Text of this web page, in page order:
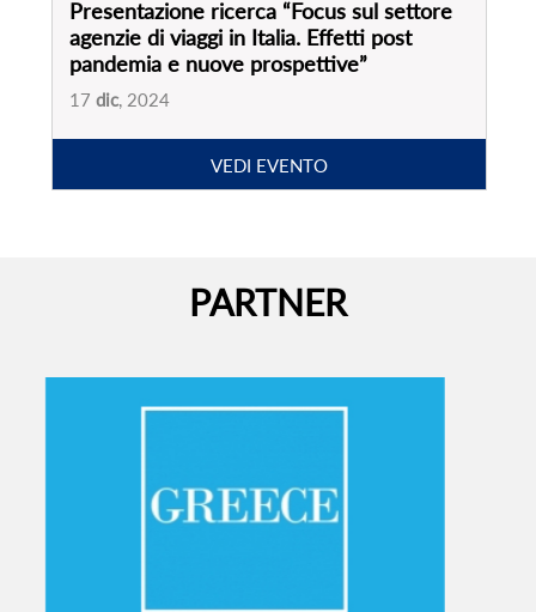
Presentazione ricerca “Focus sul settore
agenzie di viaggi in Italia. Effetti post
pandemia e nuove prospettive”
17dic, 2024
VEDI EVENTO
PARTNER